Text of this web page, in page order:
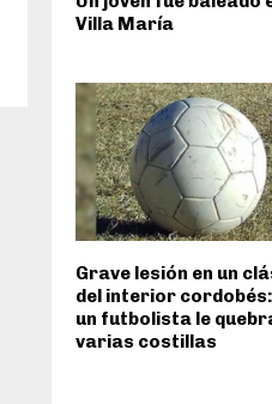
Villa María
Grave lesión en un
del interior
un futbolista le
varias costillas